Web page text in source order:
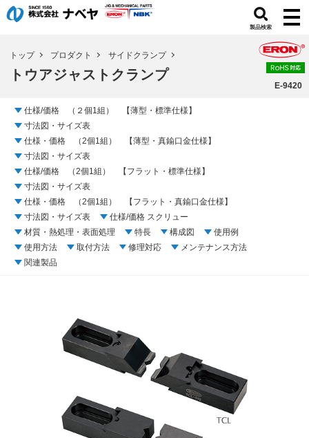
製品検索
トップ プロダクト サイドクランプ
トウアジャストクランプ
E-9420
仕様/価格 （２個1組） 【薄型・標準仕様】
寸法図・サイズ表
仕様・価格 （2個1組） 【薄型・真鍮口金仕様】
寸法図・サイズ表
仕様/価格 （2個1組） 【フラット・標準仕様】
寸法図・サイズ表
仕様・価格 （2個1組） 【フラット・真鍮口金仕様】
寸法図・サイズ表
仕様/価格 スクリュー
材質・熱処理・表面処理
特長 構成図
使用例
使用方法
取付方法 修理対応
メンテナンス方法
関連製品